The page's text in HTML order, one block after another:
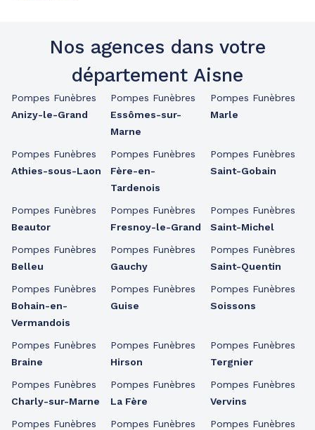
Nos agences dans votre
département Aisne
Pompes Funèbres
Anizy-le-Grand
Pompes Funèbres
Athies-sous-Laon
Pompes Funèbres
Beautor
Pompes Funèbres
Belleu
Pompes Funèbres
Bohain-en-
Vermandois
Pompes Funèbres
Braine
Pompes Funèbres
Charly-sur-Marne
Pompes Funèbres
Pompes Funèbres
Essômes-sur-
Marne
Pompes Funèbres
Fère-en-
Tardenois
Pompes Funèbres
Fresnoy-le-Grand
Pompes Funèbres
Gauchy
Pompes Funèbres
Guise
Pompes Funèbres
Hirson
Pompes Funèbres
La Fère
Pompes Funèbres
Pompes Funèbres
Marle
Pompes Funèbres
Saint-Gobain
Pompes Funèbres
Saint-Michel
Pompes Funèbres
Saint-Quentin
Pompes Funèbres
Soissons
Pompes Funèbres
Tergnier
Pompes Funèbres
Vervins
Pompes Funèbres